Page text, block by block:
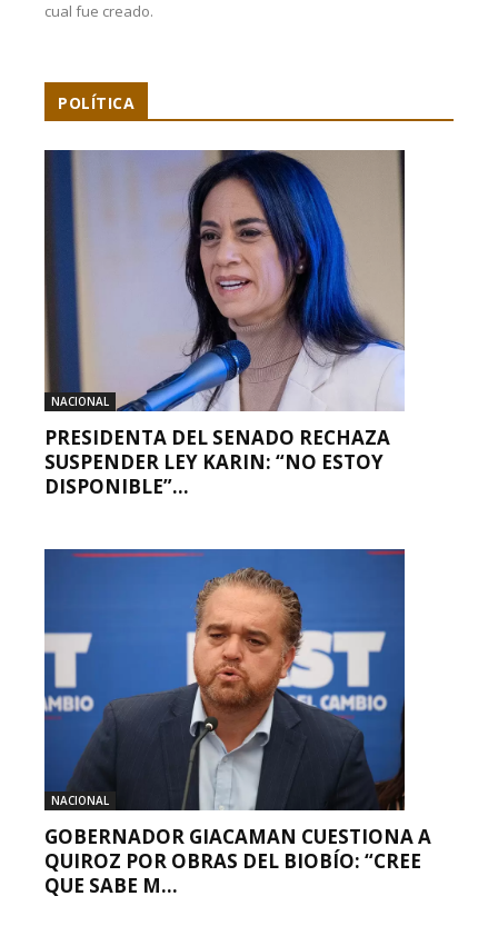
cual fue creado.
POLÍTICA
NACIONAL
PRESIDENTA DEL SENADO RECHAZA
SUSPENDER LEY KARIN: “NO ESTOY
DISPONIBLE”...
NACIONAL
GOBERNADOR GIACAMAN CUESTIONA A
QUIROZ POR OBRAS DEL BIOBÍO: “CREE
QUE SABE M...